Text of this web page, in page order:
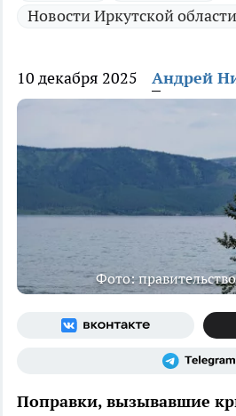
Новости Иркутской области
10 декабря 2025 Андрей
Фото:
Поправки, вызывавшие